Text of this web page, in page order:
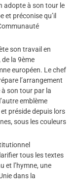
adopte à son tour le
et préconise qu’il
son travail en
de la 9ème
européen. Le chef
l’arrangement
à son tour par la
emblème
préside depuis lors
sous les couleurs
tous les textes
et l’hymne, une
dans la